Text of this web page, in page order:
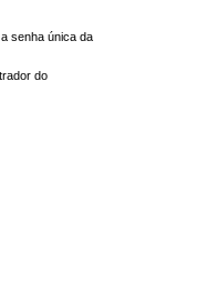
senha única da
do